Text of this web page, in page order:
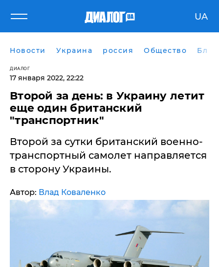
UA
Новости Украина россия Общество
ДИАЛОГ
17 января 2022, 22:22
Второй за день: в Украину летит
еще один британский
"транспортник"
Второй за сутки британский военно-
транспортный самолет направляется
в сторону Украины.
Автор: Влад Коваленко